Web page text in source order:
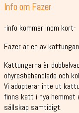
Info om Fazer
-info kommer inom kort-
Fazer är en av
Kattungarna är
ohyresbehandlade och
Vi adopterar inte ut
finns katt i nya hemmet
sällskap samtidigt.